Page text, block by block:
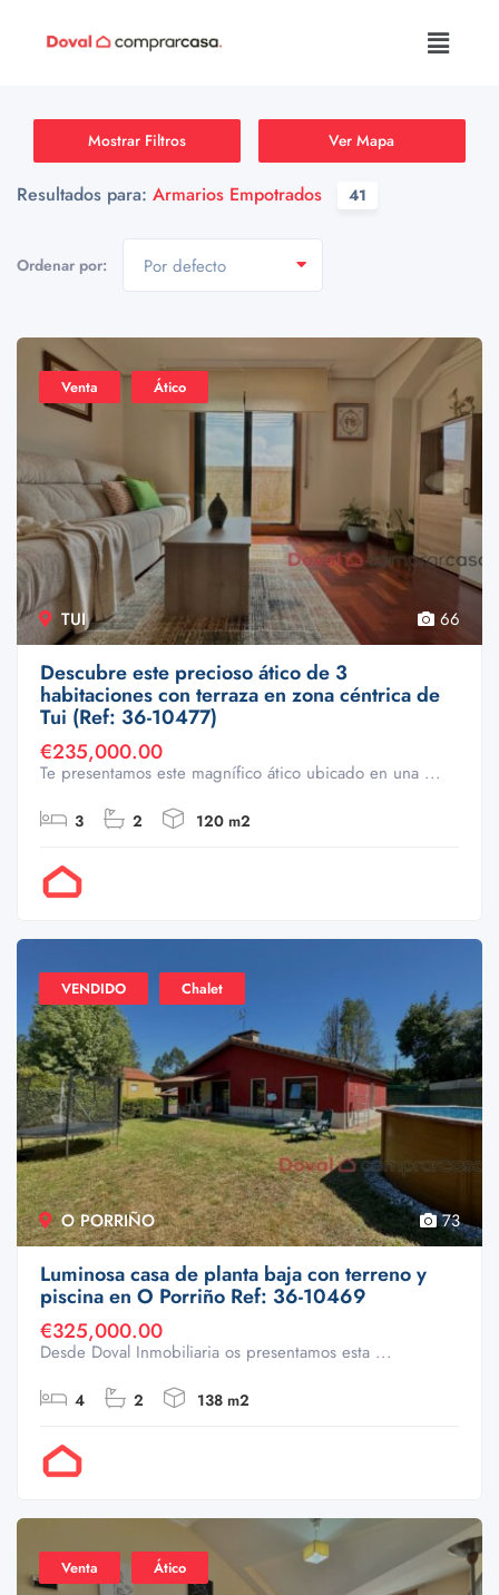
Mostrar Filtros Ver Mapa
Resultados para: Armarios Empotrados 41
Ordenar por: Por defecto
TUI
Venta Ático
66
Descubre este precioso ático de 3
habitaciones con terraza en zona céntrica de
Tui (Ref: 36-10477)
€235,000.00
Te presentamos este magnífico ático ubicado en una ...
3 2 120 m2
O PORRIÑO
VENDIDO Chalet
73
Luminosa casa de planta baja con terreno y
piscina en O Porriño Ref: 36-10469
€325,000.00
Desde Doval Inmobiliaria os presentamos esta ...
4 2 138 m2
Venta Ático